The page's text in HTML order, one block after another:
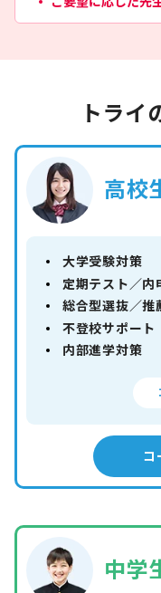
トライ
高校
大学受験対策
定期テスト／内
総合型選抜／推
不登校サポート
内部進学対策
コ
中学